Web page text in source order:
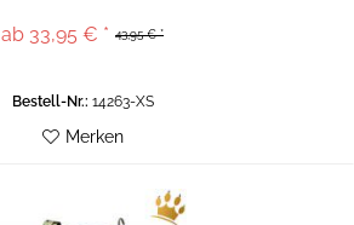
43,95 € *
ab 33,95 € *
Bestell-Nr.: 14263-XS
Merken